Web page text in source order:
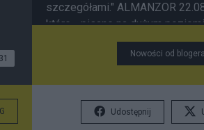
31
szczegółami." ALMANZOR
które - pisane na dużym
raczej się chłonie niż czyta." "
Powstaniu, rozpoznawana na
niespodziewaną moc
ideolog. stereotypów i kłamstw.
Nowości od blogera
Udostępnij